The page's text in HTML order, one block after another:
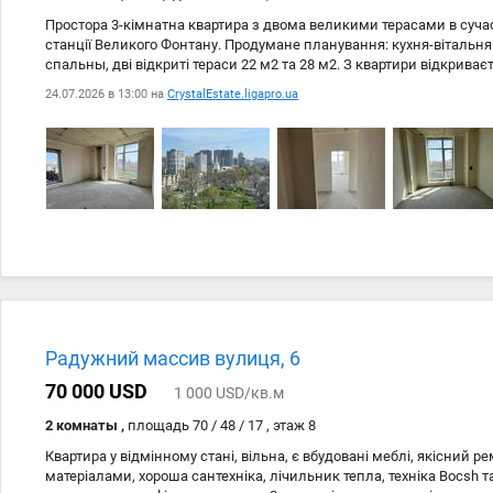
Рядом Политехнический и Аграрный университеты, Стадион
Театр Музыкальной комедии, ЖД Вокзал. Пляж Отрада / Трасса
Простора 3-кімнатна квартира з двома великими терасами в
станції Великого Фонтану. Продумане планування: кухня-
спальны, дві відкриті тераси 22 м2 та 28 м2. З квартири
іподром та парк, що створює відчуття простору та затишку.
втілити власний дизайн-проєкт без зайвих витрат. Висота стель
поверсы із 11. Закрита охоронювана територія комплексу
мешканців. Одна з головних переваг — локація: поруч три вищі
центр, McDonalds, зручна транспортна розвязка, кілька хвилин до
до моря та пляжів Великого Фонтану. Квартира чудово підійде
стане ліквідним обєктом для довгострокової або подобової
24.07.2026 в 13:00 на CrystalEstate.ligapro.ua
Радужний массив вулиця, 6
70 000 USD
1 000 USD/кв.м
2 комнаты , площадь 70 / 48 / 17 , этаж 8
Квартира у відмінному стані, вільна, є вбудовані меблі, якісний
матеріалами, хороша сантехніка, лічильник тепла, техніка Bocsh